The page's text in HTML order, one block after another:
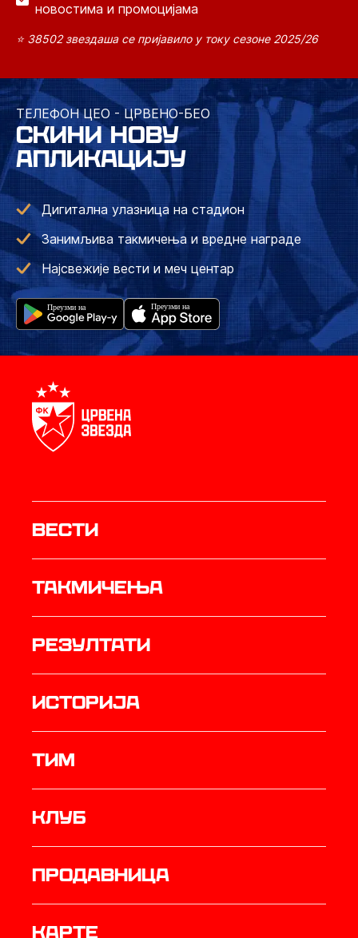
новостима и промоцијама
⭐ 38502 звездаша се пријавило у току сезоне 2025/26
ТЕЛЕФОН ЦЕО - ЦРВЕНО-БЕО
СКИНИ НОВУ
АПЛИКАЦИЈУ
Дигитална улазница на стадион
Занимљива такмичења и вредне награде
Најсвежије вести и меч центар
Вести
Такмичења
резултати
историја
ТИМ
Клуб
продавница
Карте